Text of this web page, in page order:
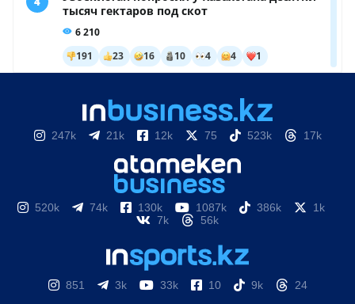
247k 21k 12k 75 523k 17k
520k 74k 130k 1087k 386k
1k
7k
56k
851 3k 33k 10 9k 24